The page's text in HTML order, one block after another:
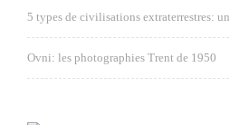
5 types de civilisations extraterrestres:
Ovni: les photographies Trent de 1950